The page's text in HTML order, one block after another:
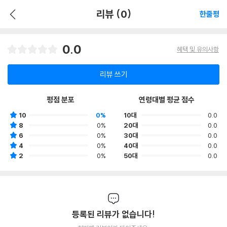
리뷰 (0) 한줄평
0.0 혜택 및 유의사항
리뷰 쓰기
평점 분포
10
0%
8
0%
6
0%
4
0%
2
0%
연령대별 평균 점수
10대
0.0
20대
0.0
30대
0.0
40대
0.0
50대
0.0
등록된 리뷰가 없습니다!